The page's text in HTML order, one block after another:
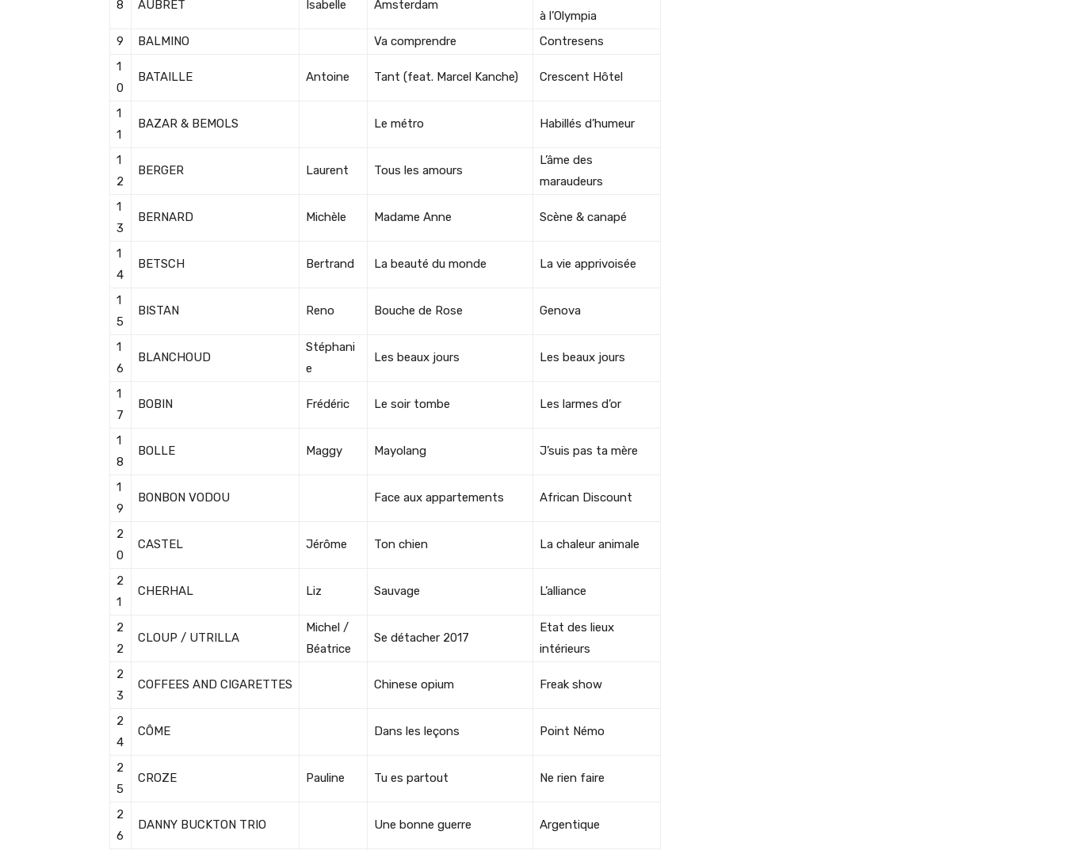
8 AUBRET Isabelle Amsterdam
à l’Olympia
9
BALMINO Va comprendre
Contresens
1
0
BATAILLE Antoine Tant (feat. Marcel Kanche) Crescent Hôtel
1
1
BAZAR & BEMOLS Le métro Habillés d’humeur
1
2
BERGER Laurent Tous les amours
L’âme des
maraudeurs
1
3
BERNARD Michèle Madame Anne Scène & canapé
1
4
BETSCH Bertrand La beauté du monde La vie apprivoisée
1
5
BISTAN Reno Bouche de Rose Genova
1
6
BLANCHOUD
Stéphani
e
Les beaux jours Les beaux jours
1
7
BOBIN Frédéric Le soir tombe Les larmes d’or
1
8
BOLLE Maggy Mayolang J’suis pas ta mère
1
9
BONBON VODOU Face aux appartements African Discount
2
0
CASTEL Jérôme Ton chien La chaleur animale
2
1
CHERHAL Liz Sauvage L’alliance
2
2
CLOUP / UTRILLA
Michel /
Béatrice
Se détacher 2017
Etat des lieux
intérieurs
2
3
COFFEES AND CIGARETTES Chinese opium Freak show
2
4
CÔME Dans les leçons Point Némo
2
5
CROZE Pauline Tu es partout Ne rien faire
2
6
DANNY BUCKTON TRIO Une bonne guerre Argentique